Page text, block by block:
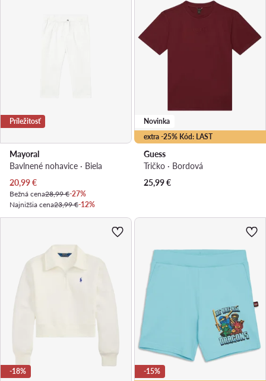
Príležitosť
Mayoral
Bavlnené nohavice · Biela
Aktuálna cena
20,99€
Bežná cena28,99 €-27%
Najnižšia cena23,99 €-12%
extra -25% Kód: LAST
Novinka
Guess
Tričko · Bordová
25,99€
-18% -15%